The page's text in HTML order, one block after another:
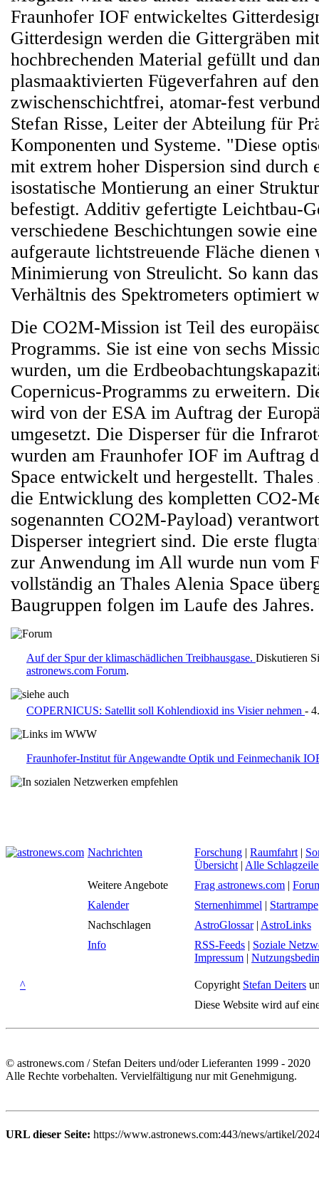
Fraunhofer IOF entwickeltes
Gitterdesign werden die Gittergräben
hochbrechenden Material gefüllt und
plasmaaktivierten Fügeverfahren auf
zwischenschichtfrei, atomar-fest
Stefan Risse, Leiter der Abteilung für
Komponenten und Systeme. "Diese
mit extrem hoher Dispersion sind durch
isostatische Montierung an einer
befestigt. Additiv gefertigte Leichtbau-
verschiedene Beschichtungen sowie
aufgeraute lichtstreuende Fläche dienen
Minimierung von Streulicht. So kann
Verhältnis des Spektrometers optimiert
Die CO2M-Mission ist Teil des
Programms. Sie ist eine von sechs
wurden, um die
Copernicus-Programms zu erweitern.
wird von der ESA im Auftrag der
umgesetzt. Die Disperser für die
wurden am Fraunhofer IOF im Auftrag
Space entwickelt und hergestellt.
die Entwicklung des kompletten CO2-
sogenannten CO2M-Payload)
Disperser integriert sind. Die erste
zur Anwendung im All wurde nun vom
vollständig an Thales Alenia Space
Baugruppen folgen im Laufe des Jahres.
Auf der Spur der klimaschädlichen Treibhausgase. Diskutieren
astronews.com Forum.
COPERNICUS: Satellit soll Kohlendioxid ins Visier nehmen -
Fraunhofer-Institut für Angewandte Optik und Feinmechanik
Nachrichten Forschung | Raumfahrt |
Übersicht | Alle
Weitere Angebote
Frag astronews.com |
Kalender
Sternenhimmel | Startrampe
Nachschlagen
AstroGlossar| AstroLinks
Info
RSS-Feeds | Soziale
Impressum |
^ Copyright Stefan Deiters
Diese Website wird auf
© astronews.com / Stefan Deiters und/oder Lieferanten 1999 - 2020
Alle Rechte vorbehalten. Vervielfältigung nur mit Genehmigung.
URL dieser Seite: https://www.astronews.com:443/news/artikel/